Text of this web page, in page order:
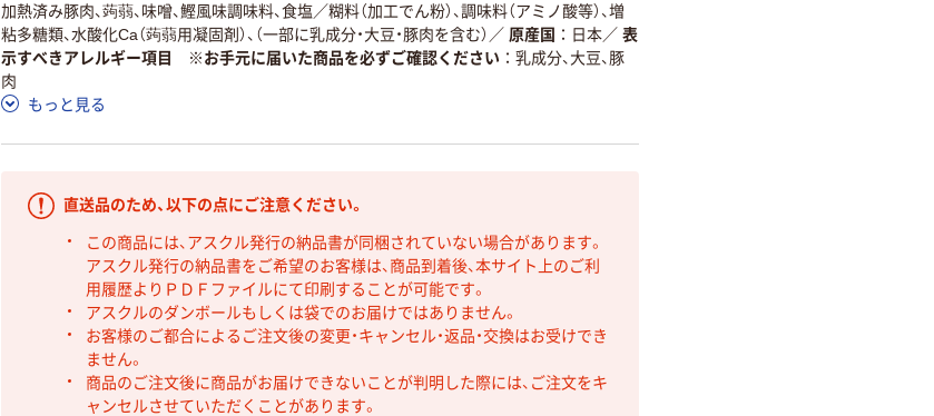
加熱済み豚肉、蒟蒻、味噌、鰹風味調味料、食塩／糊料（加工でん粉）、調味料（アミノ酸等）、増
粘多糖類、水酸化Ca（蒟蒻用凝固剤）、（一部に乳成分・大豆・豚肉を含む） ／ 原産国 日本／ 表
示すべきアレルギー項目 ※お手元に届いた商品を必ずご確認ください
乳成分、大豆、豚
肉
もっと見る
直送品のため、以下の点にご注意ください。
この商品には、アスクル発行の納品書が同梱されていない場合があります。
アスクル発行の納品書をご希望のお客様は、商品到着後、本サイト上のご利
用履歴よりＰＤＦファイルにて印刷することが可能です。
アスクルのダンボールもしくは袋でのお届けではありません。
お客様のご都合によるご注文後の変更・キャンセル・返品・交換はお受けでき
ません。
商品のご注文後に商品がお届けできないことが判明した際には、ご注文をキ
ャンセルさせていただくことがあります。